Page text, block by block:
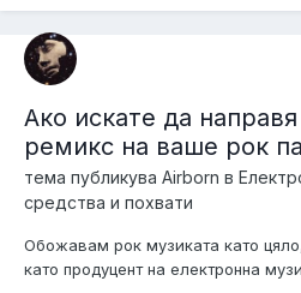
Ако искате да
ремикс на ваше рок
тема публикува Airborn в
средства и похвати
Обожавам рок музиката като
като продуцент на електронна